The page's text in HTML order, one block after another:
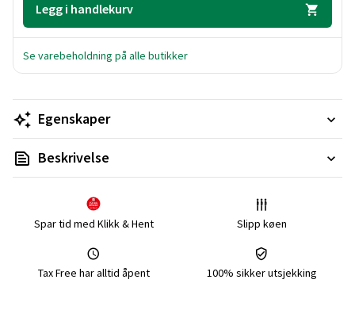
Legg i handlekurv
Se varebeholdning på alle butikker
Egenskaper
Beskrivelse
Spar tid med Klikk & Hent Slipp køen
Tax Free har alltid åpent 100% sikker utsjekking